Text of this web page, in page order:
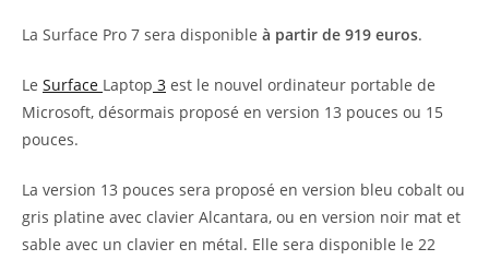
La Surface Pro 7 sera disponible à partir de 919 euros.
Le Surface Laptop 3 est le nouvel ordinateur portable de
Microsoft, désormais proposé en version 13 pouces ou 15
pouces.
La version 13 pouces sera proposé en version bleu cobalt ou
gris platine avec clavier Alcantara, ou en version noir mat et
sable avec un clavier en métal. Elle sera disponible le 22